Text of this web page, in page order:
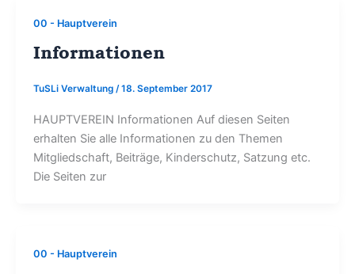
00 - Hauptverein
Informationen
TuSLi Verwaltung /18. September 2017
HAUPTVEREIN Informationen Auf diesen Seiten
erhalten Sie alle Informationen zu den Themen
Mitgliedschaft, Beiträge, Kinderschutz, Satzung etc.
Die Seiten zur
00 - Hauptverein